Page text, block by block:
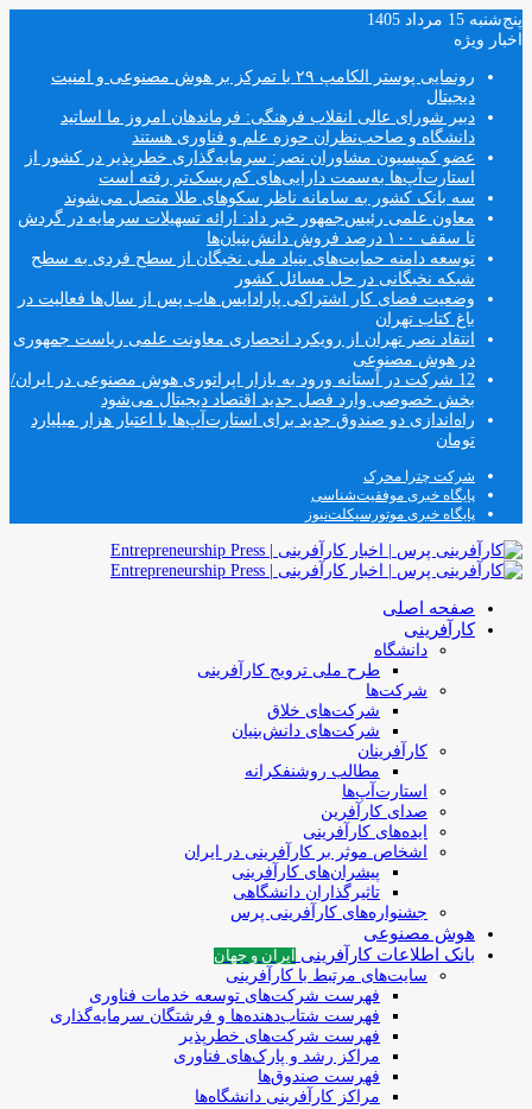
پنج‌شنبه 15 مرداد 1405
اخبار ویژه
رونمایی پوستر الکامپ ۲۹ با تمرکز بر هوش مصنوعی و امنیت
دیجیتال
دبیر شورای عالی انقلاب فرهنگی: فرماندهان امروز ما اساتید
دانشگاه و صاحب‌نظران حوزه علم و فناوری هستند
عضو کمیسیون مشاوران نصر: سرمایه‌گذاری خطرپذیر در کشور از
استارت‌آپ‌ها به‌سمت دارایی‌های کم‌ریسک‌تر رفته است
سه بانک کشور به سامانه ناظر سکوهای طلا متصل می‌شوند
معاون علمی رئیس‌جمهور خبر داد: ارائه تسهیلات سرمایه در گردش
تا سقف ۱۰۰ درصد فروش دانش‌بنیان‌ها
توسعه دامنه حمایت‌های بنیاد ملی نخبگان از سطح فردی به سطح
شبکه نخبگانی در حل مسائل کشور
وضعیت فضای کار اشتراکی پارادایس هاب پس از سال‌ها فعالیت در
باغ کتاب تهران
انتقاد نصر تهران از رویکرد انحصاری معاونت علمی ریاست جمهوری
در هوش مصنوعی
12 شرکت در آستانه ورود به بازار اپراتوری هوش مصنوعی در ایران/
بخش خصوصی وارد فصل جدید اقتصاد دیجیتال می‌شود
راه‌اندازی دو صندوق جدید برای استارت‌آپ‌ها با اعتبار هزار میلیارد
تومان
شرکت چترا محرک
پایگاه خبری موفقیت‌شناسی
پایگاه خبری موتورسیکلت‌نیوز
صفحه اصلی
کارآفرینی
دانشگاه
طرح ملی ترویج کارآفرینی
شرکت‌ها
شرکت‌های خلاق
شرکت‌های دانش‌بنیان
کارآفرینان
مطالب روشنفکرانه
استارت‌آپ‌ها
صدای کارآفرین
ایده‌های کارآفرینی
اشخاص موثر بر کارآفرینی در ایران
پیشران‌های کارآفرینی
تاثیرگذاران دانشگاهی
جشنواره‌های کارآفرینی‌ پرس
هوش مصنوعی
بانک اطلاعات کارآفرینی
ایران و جهان
سایت‌های مرتبط با کارآفرینی
فهرست شرکت‌های‌‌ توسعه‌ خدمات فناوری
فهرست شتاب‌دهنده‌ها‌ و فرشتگان‌ سرمایه‌گذاری
فهرست شرکت‌های خطرپذیر
مراکز رشد و پارک‌های فناوری
فهرست صندوق‌ها
مراکز کارآفرینی دانشگاه‌ها